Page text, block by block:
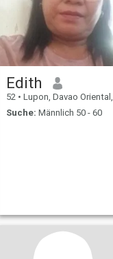
Edith
52 • Lupon, Davao Oriental, Philippinen
Suche: Männlich 50 - 60